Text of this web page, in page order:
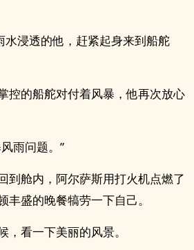
水浸透的他，赶紧起身来到船舵
控的船舵对付着风暴，他再次放心
雨问题。”
到舱内，阿尔萨斯用打火机点燃了
丰盛的晚餐犒劳一下自己。
，看一下美丽的风景。